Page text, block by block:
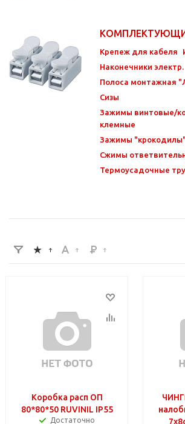
Крепеж для кабеля
Наконечники электр.
Полоса монтажная
Сизы
Зажимы винтовые/
клемные
Зажимы "крокодилы"
Сжимы
Термоусадочные
Коробка расп ОП
80*80*50 RUVINIL IP55
Достаточно